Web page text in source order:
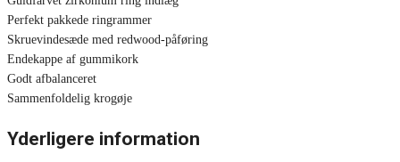
Perfekt pakkede ringrammer
Skruevindesæde med redwood-påføring
Endekappe af gummikork
Godt afbalanceret
Sammenfoldelig krogøje
Yderligere information